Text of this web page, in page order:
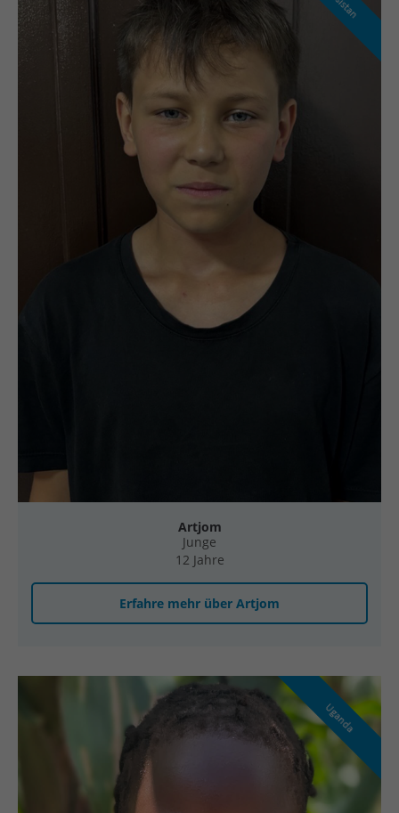
Artjom
Junge
12 Jahre
Erfahre mehr über Artjom
Uganda